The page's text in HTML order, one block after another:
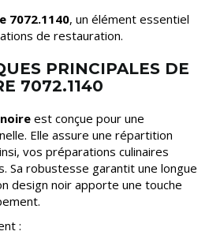
7072.1140, un élément essentiel
de restauration.
PRINCIPALES DE
7072.1140
est conçue pour une
Elle assure une répartition
vos préparations culinaires
Sa robustesse garantit une longue
design noir apporte une touche
: